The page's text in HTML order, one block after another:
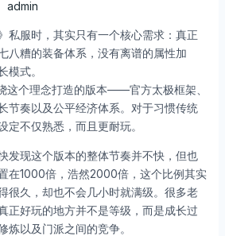
admin
私服时，其实只有一个核心需求：真正
八糟的装备体系，没有离谱的属性加
模式。
这个理念打造的版本——官方太极框架、
节奏以及公平经济体系。对于习惯传统
定不仅熟悉，而且更耐玩。
发现这个版本的整体节奏并不快，但也
在1000倍，浩然2000倍，这个比例其实
很久，却也不会几小时就满级。很多老
正好玩的地方并不是等级，而是成长过
炼以及门派之间的竞争。